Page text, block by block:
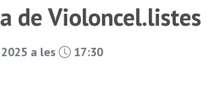
de Violoncel.listes
a les
17:30